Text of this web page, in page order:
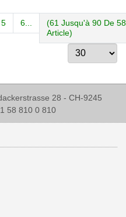
5 6...
(61 Jusqu'à 90 De
Article)
28 - CH-9245
58 810 0 810